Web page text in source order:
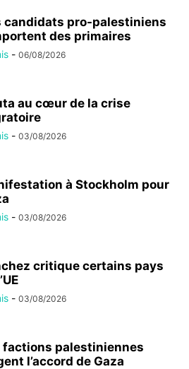
candidats pro-palestiniens
des primaires
- 06/08/2026
au cœur de la crise
- 03/08/2026
à Stockholm pour
- 03/08/2026
critique certains pays
- 03/08/2026
factions palestiniennes
l’accord de Gaza